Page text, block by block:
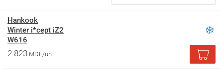
Hankook
Winter i*cept iZ2
W616
2 823 MDL/un